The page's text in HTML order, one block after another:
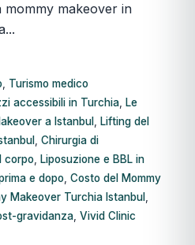
makeover in
Turismo medico
accessibili in Turchia,
Le
a Istanbul
Lifting del
Chirurgia di
corpo
Liposuzione e BBL in
e dopo Costo del Mommy
Makeover Turchia Istanbul
gravidanza Vivid Clinic